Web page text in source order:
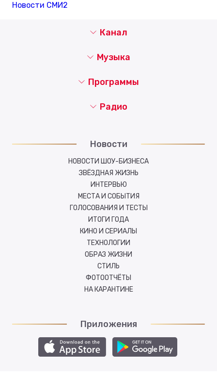
Новости СМИ2
Канал
Музыка
Новости
НОВОСТИ ШОУ-БИЗНЕСА
ЗВЁЗДНАЯ ЖИЗНЬ
ИНТЕРВЬЮ
МЕСТА И СОБЫТИЯ
ГОЛОСОВАНИЯ И ТЕСТЫ
ИТОГИ ГОДА
КИНО И СЕРИАЛЫ
ТЕХНОЛОГИИ
ОБРАЗ ЖИЗНИ
СТИЛЬ
ФОТООТЧЁТЫ
НА КАРАНТИНЕ
Программы
Радио
Приложения